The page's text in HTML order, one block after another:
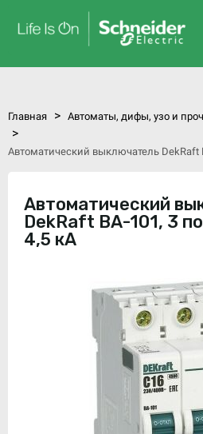
Главная > Автоматы, дифы, узо и
>
Автоматический выключатель DekRaft
Автоматический
DekRaft ВА-101, 3
4,5 кА